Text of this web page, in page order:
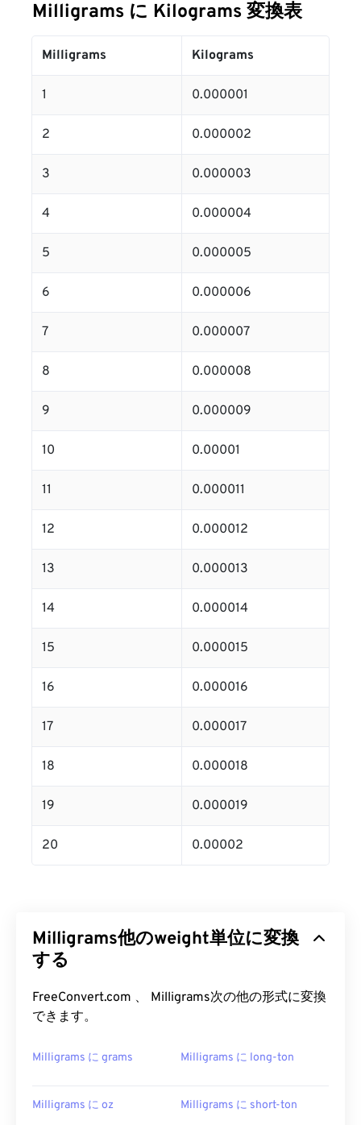
Milligrams に Kilograms 変換表
Milligrams Kilograms
1 0.000001
2 0.000002
3 0.000003
4 0.000004
5 0.000005
6 0.000006
7 0.000007
8 0.000008
9 0.000009
10 0.00001
11 0.000011
12 0.000012
13 0.000013
14 0.000014
15 0.000015
16 0.000016
17 0.000017
18 0.000018
19 0.000019
20 0.00002
Milligrams他のweight単位に変換
する
FreeConvert.com 、 Milligrams次の他の形式に変換
できます。
Milligrams に grams Milligrams に long-ton
Milligrams に oz Milligrams に short-ton